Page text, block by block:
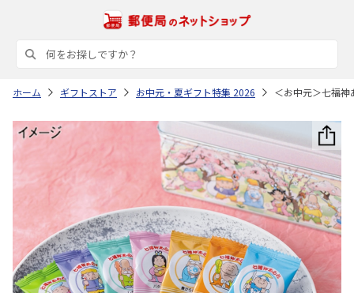
ホーム ギフトストア お中元・夏ギフト特集 2026 ＜お中元＞七福